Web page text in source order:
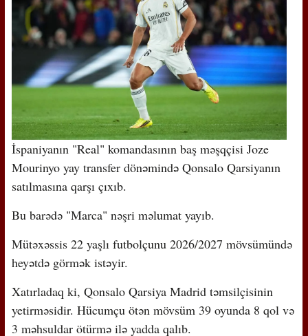
İspaniyanın "Real" komandasının baş məşqçisi Joze
Mourinyo yay transfer dönəmində Qonsalo Qarsiyanın
satılmasına qarşı çıxıb.
Bu barədə "Marca" nəşri məlumat yayıb.
Mütəxəssis 22 yaşlı futbolçunu 2026/2027 mövsümündə
heyətdə görmək istəyir.
Xatırladaq ki, Qonsalo Qarsiya Madrid təmsilçisinin
yetirməsidir. Hücumçu ötən mövsüm 39 oyunda 8 qol və
3 məhsuldar ötürmə ilə yadda qalıb.